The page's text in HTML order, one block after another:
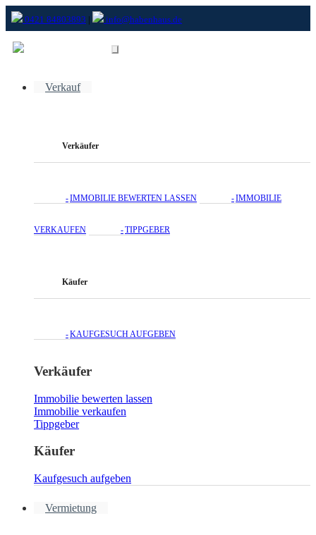
0421 84803893 | info@habenhaus.de
Verkauf
Verkäufer
IMMOBILIE BEWERTEN LASSEN IMMOBILIE
VERKAUFEN TIPPGEBER
Käufer
KAUFGESUCH AUFGEBEN
Verkäufer
Immobilie bewerten lassen
Immobilie verkaufen
Tippgeber
Käufer
Kaufgesuch aufgeben
Vermietung